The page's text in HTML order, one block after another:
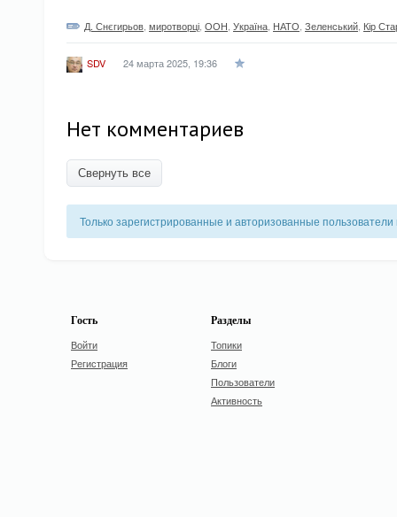
Д. Снєгирьов миротворці ООН Україна НАТО Зеленський Кір
SDV 24 марта 2025, 19:36
Нет комментариев
Свернуть все
Только зарегистрированные и авторизованные
Гость
Войти
Регистрация
Разделы
Топики
Блоги
Пользователи
Активность